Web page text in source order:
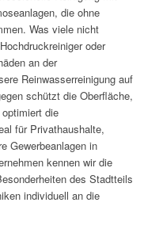
die ohne
Was viele nicht
oder
an der
Reinwasserreinigung auf
schützt die Oberfläche,
die
für Privathaushalte,
Gewerbeanlagen in
kennen wir die
des Stadtteils
individuell an die